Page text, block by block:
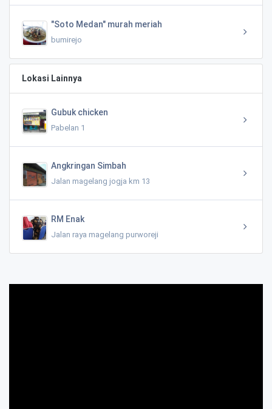
"Soto Medan" murah meriah
bumirejo
Lokasi Lainnya
Gubuk chicken
Pabelan 1
Angkringan Simbah
Jalan magelang jogja km 13
RM Enak
Jalan raya magelang purworeji